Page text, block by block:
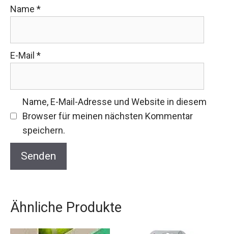
Name *
E-Mail *
Name, E-Mail-Adresse und Website in diesem
Browser für meinen nächsten Kommentar
speichern.
Ähnliche Produkte